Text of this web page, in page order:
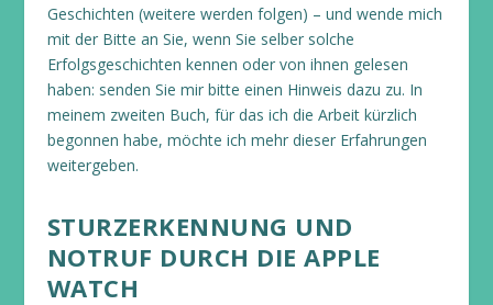
Geschichten (weitere werden folgen) – und wende mich
mit der Bitte an Sie, wenn Sie selber solche
Erfolgsgeschichten kennen oder von ihnen gelesen
haben: senden Sie mir bitte einen Hinweis dazu zu. In
meinem zweiten Buch, für das ich die Arbeit kürzlich
begonnen habe, möchte ich mehr dieser Erfahrungen
weitergeben.
STURZERKENNUNG UND
NOTRUF DURCH DIE APPLE
WATCH